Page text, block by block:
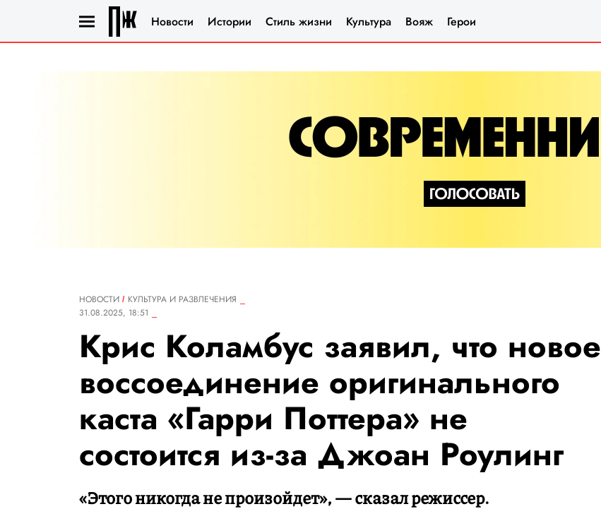
Новости Истории Стиль жизни Культура Вояж Герои
НОВОСТИ
КУЛЬТУРА И РАЗВЛЕЧЕНИЯ
31.08.2025, 18:51
Крис Коламбус заявил, что новое
воссоединение оригинального
каста «Гарри Поттера» не
состоится из-за Джоан Роулинг
«Этого никогда не произойдет», — сказал режиссер.